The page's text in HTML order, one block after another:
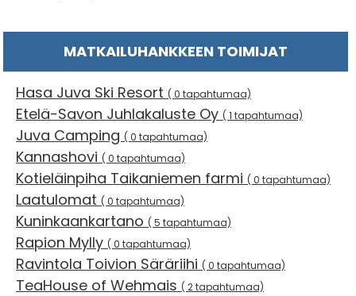
MATKAILUHANKKEEN TOIMIJAT
Hasa Juva Ski Resort ( 0 tapahtumaa)
Etelä-Savon Juhlakaluste Oy ( 1 tapahtumaa)
Juva Camping ( 0 tapahtumaa)
Kannashovi ( 0 tapahtumaa)
Kotieläinpiha Taikaniemen farmi ( 0 tapahtumaa)
Laatulomat ( 0 tapahtumaa)
Kuninkaankartano ( 5 tapahtumaa)
Rapion Mylly ( 0 tapahtumaa)
Ravintola Toivion Säräriihi ( 0 tapahtumaa)
TeaHouse of Wehmais ( 2 tapahtumaa)